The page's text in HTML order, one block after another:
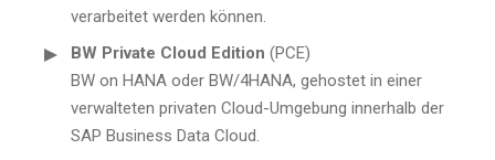
verarbeitet werden können.
BW Private Cloud Edition (PCE)
BW on HANA oder BW/4HANA, gehostet in einer
verwalteten privaten Cloud-Umgebung innerhalb der
SAP Business Data Cloud.